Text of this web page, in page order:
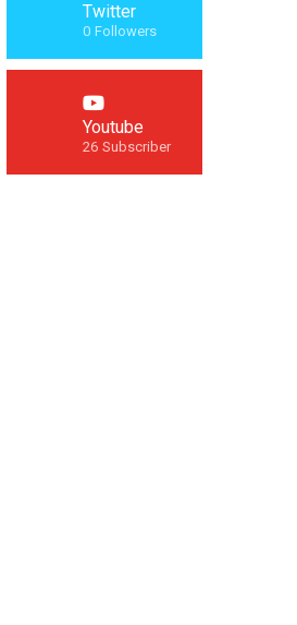
Twitter
0 Followers
Youtube
26 Subscriber